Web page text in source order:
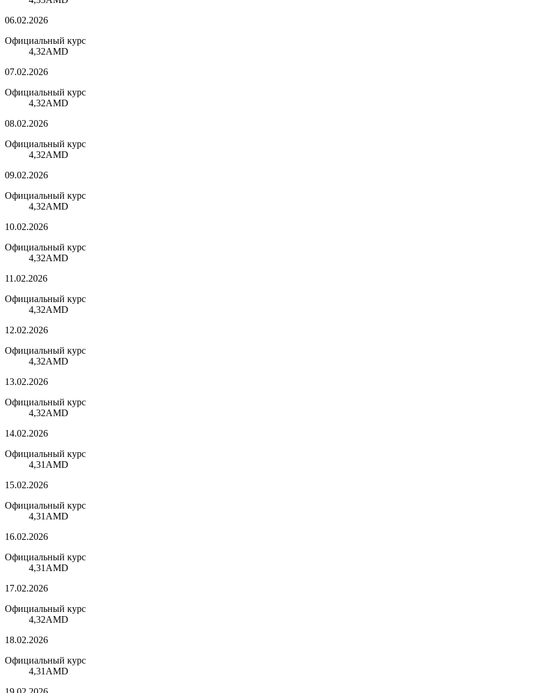
06.02.2026
Официальный курс
4,32AMD
07.02.2026
Официальный курс
4,32AMD
08.02.2026
Официальный курс
4,32AMD
09.02.2026
Официальный курс
4,32AMD
10.02.2026
Официальный курс
4,32AMD
11.02.2026
Официальный курс
4,32AMD
12.02.2026
Официальный курс
4,32AMD
13.02.2026
Официальный курс
4,32AMD
14.02.2026
Официальный курс
4,31 AMD
15.02.2026
Официальный курс
4,31 AMD
16.02.2026
Официальный курс
4,31 AMD
17.02.2026
Официальный курс
4,32AMD
18.02.2026
Официальный курс
4,31 AMD